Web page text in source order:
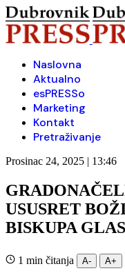
Naslovna
Aktualno
esPRESSo
Marketing
Kontakt
Pretraživanje
Prosinac 24, 2025 | 13:46
USUSRET
BISKUPA
1 min čitanja A- A+